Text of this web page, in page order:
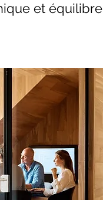
et équilibre